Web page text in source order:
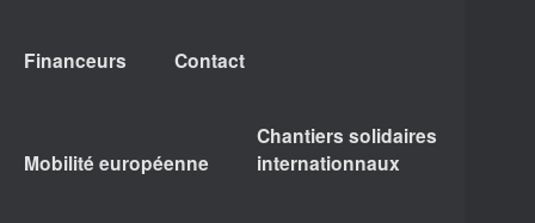
Financeurs Contact
Mobilité européenne
Chantiers solidaires
internationnaux